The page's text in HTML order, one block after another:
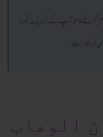
کرنےوالا آپ کے نزدیک کیسا
درکار ہے ۔
الوهاب